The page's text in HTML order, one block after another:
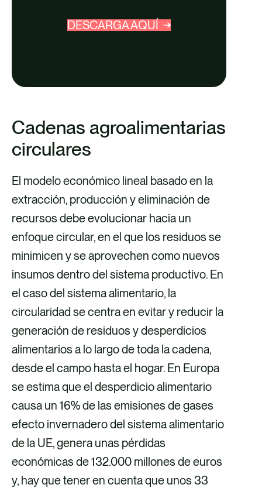
DESCARGA AQUÍ
Cadenas agroalimentarias
circulares
El modelo económico lineal basado en la
extracción, producción y eliminación de
recursos debe evolucionar hacia un
enfoque circular, en el que los residuos se
minimicen y se aprovechen como nuevos
insumos dentro del sistema productivo. En
el caso del sistema alimentario, la
circularidad se centra en evitar y reducir la
generación de residuos y desperdicios
alimentarios a lo largo de toda la cadena,
desde el campo hasta el hogar. En Europa
se estima que el desperdicio alimentario
causa un 16% de las emisiones de gases
efecto invernadero del sistema alimentario
de la UE, genera unas pérdidas
económicas de 132.000 millones de euros
y, hay que tener en cuenta que unos 33